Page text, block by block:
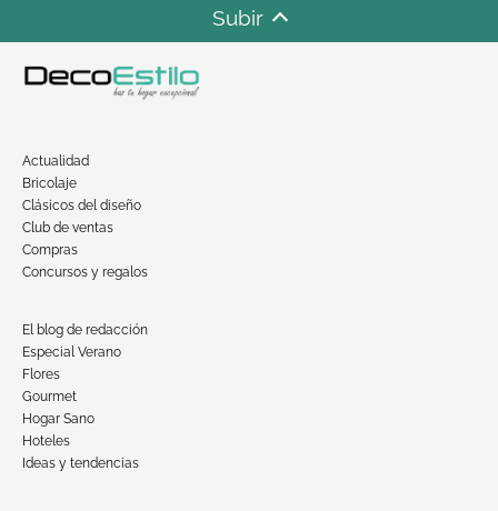
Subir
Actualidad
Bricolaje
Clásicos del diseño
Club de ventas
Compras
Concursos y regalos
El blog de redacción
Especial Verano
Flores
Gourmet
Hogar Sano
Hoteles
Ideas y tendencias